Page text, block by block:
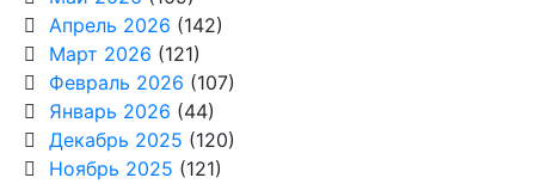
Апрель 2026 (142)
Март 2026 (121)
Февраль 2026 (107)
Январь 2026 (44)
Декабрь 2025 (120)
Ноябрь 2025 (121)